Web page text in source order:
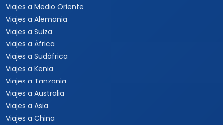
Viajes a Medio Oriente
Viajes a Alemania
Viajes a Suiza
Viajes a África
Viajes a Sudáfrica
Viajes a Kenia
Viajes a Tanzania
Viajes a Australia
Viajes a Asia
Viajes a China